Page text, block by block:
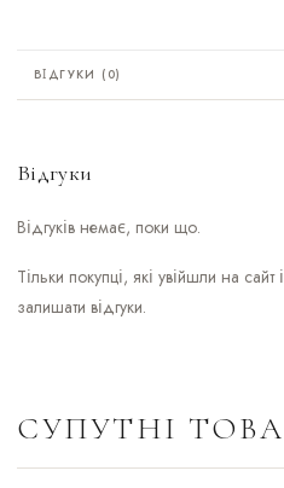
ВІДГУКИ (0)
Відгуки
Відгуків немає, поки що.
Тільки покупці, які увійшли на
залишати відгуки.
СУПУТНІ